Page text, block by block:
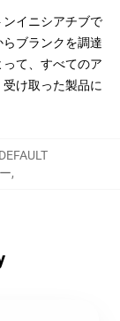
イニシアチブで
ブランクを調達
て、すべてのア
け取った製品に
,